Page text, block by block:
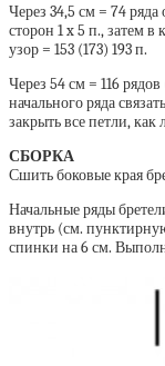
Через 34,5 см = 74 ряда
сторон 1 x 5 п., затем
узор = 153 (173) 193 п.
Через 54 см = 116
начального ряда
закрыть все петли, как
СБОРКА
Сшить боковые края
Начальные ряды
внутрь (см.
спинки на 6 см.